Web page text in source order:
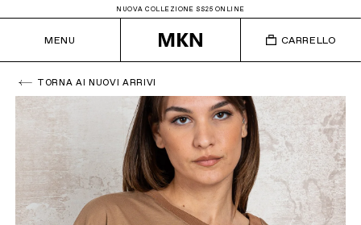
NUOVA COLLEZIONE SS25 ONLINE
MENU CARRELLO
TORNA AI NUOVI ARRIVI